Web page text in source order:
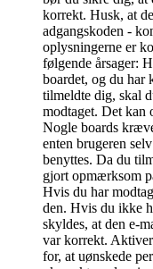
korrekt. Husk, at
adgangskoden -
oplysningerne er
følgende årsager:
boardet, og du har
tilmeldte dig, skal
modtaget. Det kan
Nogle boards
enten brugeren
benyttes. Da du
gjort opmærksom
Hvis du har
den. Hvis du ikke
skyldes, at den e-
var korrekt.
for, at uønskede